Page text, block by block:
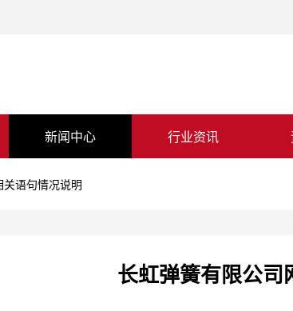
新闻中心 行业资讯
语句情况说明
长虹弹簧有限公